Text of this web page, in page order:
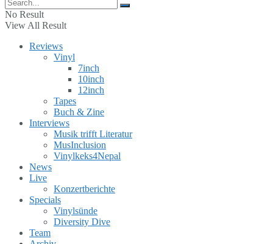
No Result
View All Result
Reviews
Vinyl
7inch
10inch
12inch
Tapes
Buch & Zine
Interviews
Musik trifft Literatur
MusInclusion
Vinylkeks4Nepal
News
Live
Konzertberichte
Specials
Vinylsünde
Diversity Dive
Team